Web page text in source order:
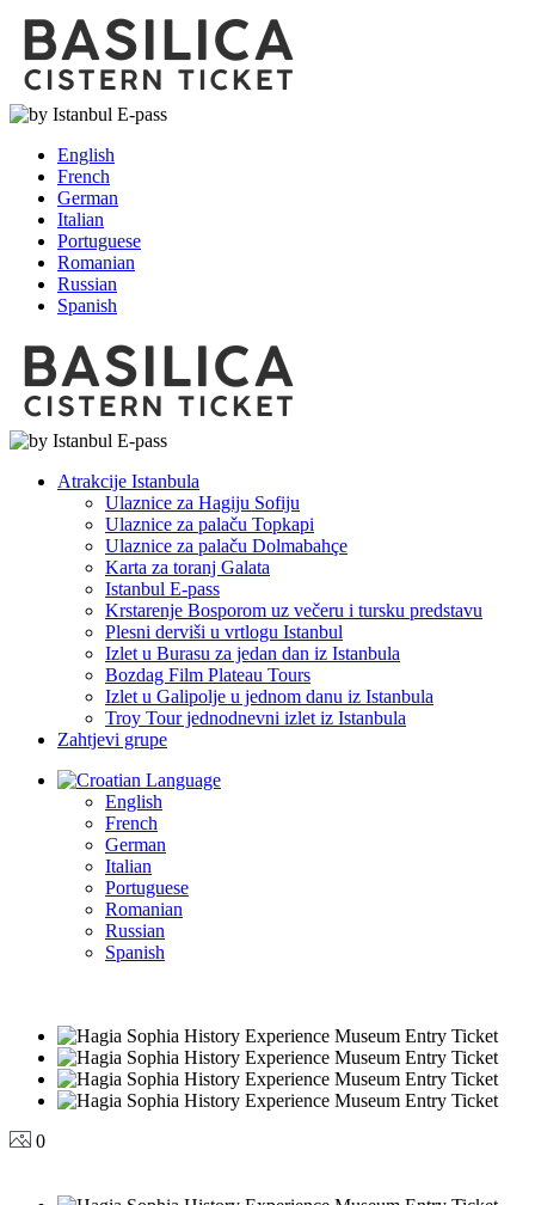
English
French
German
Italian
Portuguese
Romanian
Russian
Spanish
Atrakcije Istanbula
Ulaznice za Hagiju Sofiju
Ulaznice za palaču Topkapi
Ulaznice za palaču Dolmabahçe
Karta za toranj Galata
Istanbul E-pass
Krstarenje Bosporom uz večeru i tursku predstavu
Plesni derviši u vrtlogu Istanbul
Izlet u Burasu za jedan dan iz Istanbula
Bozdag Film Plateau Tours
Izlet u Galipolje u jednom danu iz Istanbula
Troy Tour jednodnevni izlet iz Istanbula
Zahtjevi grupe
Language
English
French
German
Italian
Portuguese
Romanian
Russian
Spanish
0